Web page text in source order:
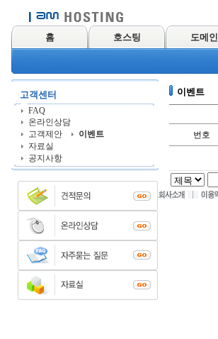
홈 호스팅 도메인
고객센터
FAQ
온라인상담
고객제안
이벤트
자료실
공지사항
이벤트
번호